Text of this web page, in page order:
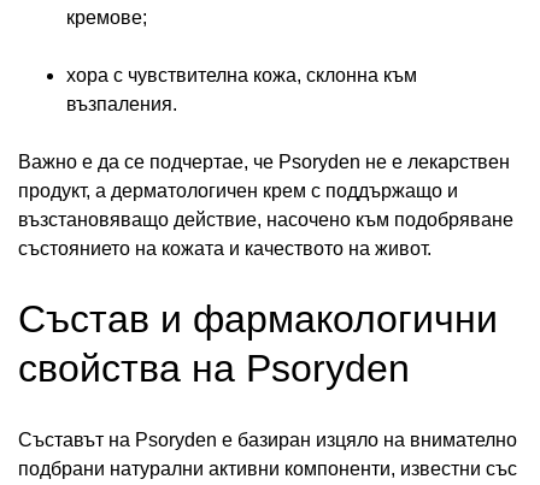
кремове;
хора с чувствителна кожа, склонна към
възпаления.
Важно е да се подчертае, че Psoryden не е лекарствен
продукт, а дерматологичен крем с поддържащо и
възстановяващо действие, насочено към подобряване
състоянието на кожата и качеството на живот.
Състав и фармакологични
свойства на Psoryden
Съставът на Psoryden е базиран изцяло на внимателно
подбрани натурални активни компоненти, известни със